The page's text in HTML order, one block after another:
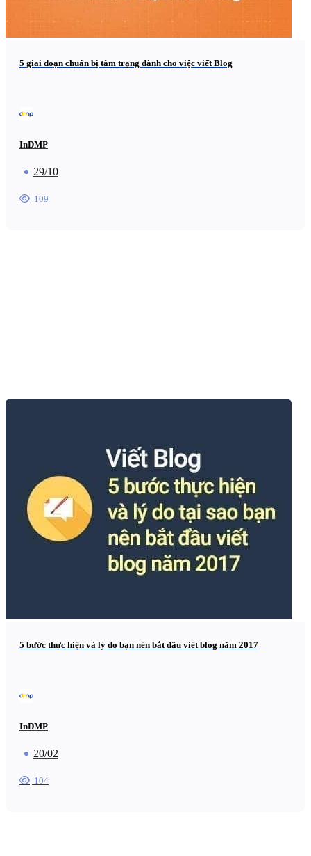
5 giai đoạn chuẩn bị tâm trạng dành cho việc viết Blog
InDMP
29/10
109
5 bước thực hiện và lý do bạn nên bắt đầu viết blog năm 2017
InDMP
20/02
104